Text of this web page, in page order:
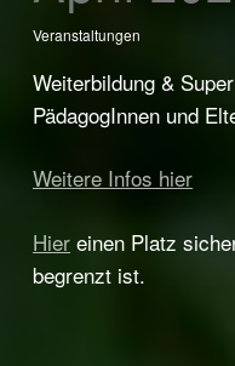
Veranstaltungen
Weiterbildung &
PädagogInnen und
Weitere Infos hier
Hier einen Platz
begrenzt ist.